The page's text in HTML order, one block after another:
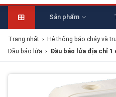
Sản phẩm
Trang nhất › Hệ thống báo cháy và
Đầu báo lửa › Đầu báo lửa địa chỉ 1